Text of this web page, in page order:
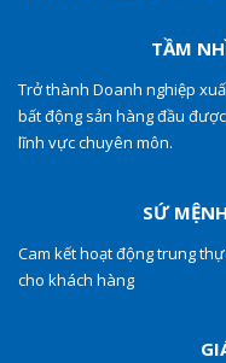
TẦM
Trở thành Doanh nghiệp
bất động sản hàng đầu
lĩnh vực chuyên môn.
SỨ MỆNH
Cam kết hoạt động trung
cho khách hàng